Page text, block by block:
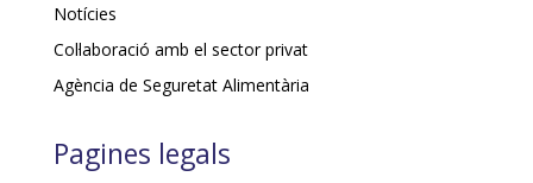
Notícies
Col·laboració amb el sector privat
Agència de Seguretat Alimentària
Pagines legals